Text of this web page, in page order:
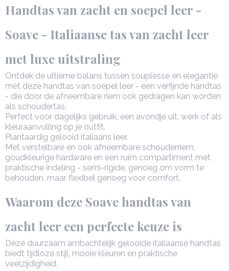
0,53 Kg
25,50 x 15 x 20,50 cm
Handtas van zacht en soepel leer -
Soave - Italiaanse tas van zacht leer
met luxe uitstraling
Ontdek de ultieme balans tussen souplesse en elegantie
met deze handtas van soepel leer - een verfijnde handtas
- die door de afneembare riem ook gedragen kan worden
als schoudertas.
Perfect voor dagelijks gebruik, een avondje uit, werk of als
kleuraanvulling op je outfit.
Plantaardig gelooid italiaans leer.
Met verstelbare en ook afneembare schouderriem,
goudkleurige hardware en een ruim compartiment met
praktische indeling - semi-rigide, genoeg om vorm te
behouden, maar flexibel genoeg voor comfort.
Waarom deze Soave handtas van
zacht leer een perfecte keuze is
Deze duurzaam ambachtelijk gelooide italiaanse handtas
biedt tijdloze stijl, mooie kleuren en praktische
veelzijdigheid.